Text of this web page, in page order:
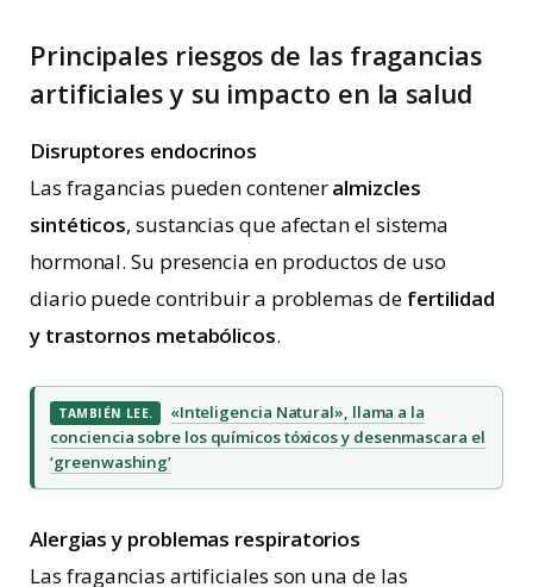
Principales riesgos de las fragancias
artificiales y su impacto en la salud
Disruptores endocrinos
Las fragancias pueden conteneralmizcles
sintéticos, sustancias que afectan el sistema
hormonal. Su presencia en productos de uso
diario puede contribuir a problemas de fertilidad
y trastornos metabólicos.
TAMBIÉN LEE.
«Inteligencia Natural», llama a la
conciencia sobre los químicos tóxicos y desenmascara el
‘greenwashing’
Alergias y problemas respiratorios
Las fragancias artificiales son una de las